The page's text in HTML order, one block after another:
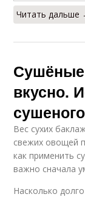
Читать дальше
вкусно.
Вес сухих
свежих овощей
как применить
важно сначала
Насколько